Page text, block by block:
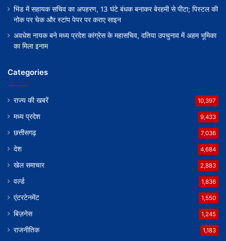
भिंड में सहायक सचिव का अपहरण, 13 घंटे बंधक बनाकर बेरहमी से पीटा; पिस्टल की
नोक पर चेक और स्टांप पेपर पर कराए साइन
अवधेश नायक बने मध्य प्रदेश कांग्रेस के महासचिव, दतिया उपचुनाव में अहम भूमिका
का मिला इनाम
Categories
राज्य की खबरें 10,397
मध्य प्रदेश 9,433
छत्तीसगढ़ 7,036
देश 4,684
खेल समाचार 2,883
वर्ल्ड 1,836
एंटरटेनमेंट 1,550
बिज़नेस 1,245
राजनीतिक 1,183